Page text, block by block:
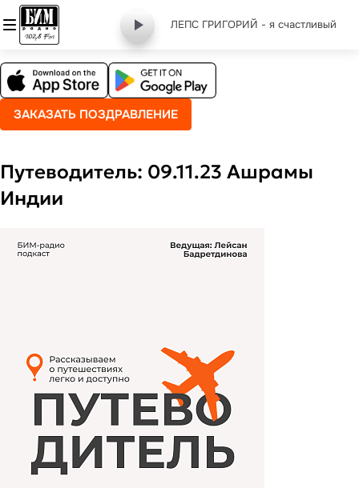
ЛЕПС ГРИГОРИЙ - я счастливый
ЗАКАЗАТЬ ПОЗДРАВЛЕНИЕ
Путеводитель: 09.11.23 Ашрамы
Индии